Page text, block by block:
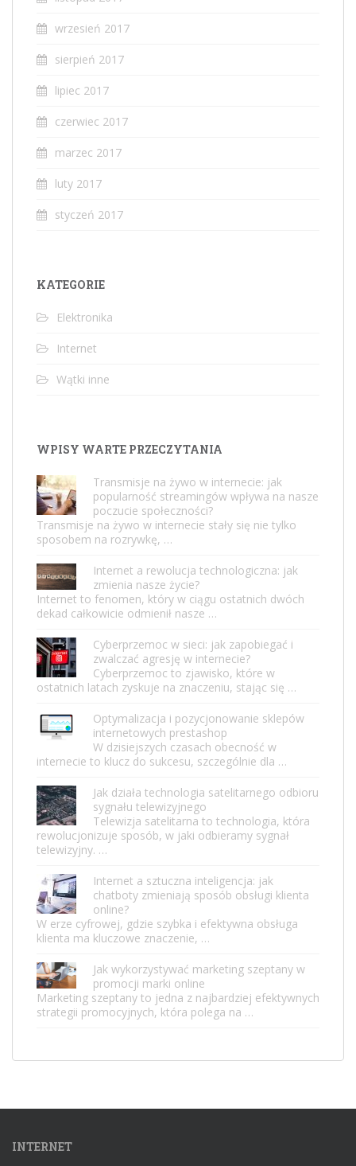
wrzesień 2017
sierpień 2017
lipiec 2017
czerwiec 2017
marzec 2017
luty 2017
styczeń 2017
KATEGORIE
Elektronika
Internet
Wątki inne
WPISY WARTE PRZECZYTANIA
Transmisje na żywo w internecie: jak
popularność streamingów wpływa na nasze
poczucie społeczności?
Transmisje na żywo w internecie stały się nie tylko
sposobem na rozrywkę, …
Internet a rewolucja technologiczna: jak
zmienia nasze życie?
Internet to fenomen, który w ciągu ostatnich dwóch
dekad całkowicie odmienił nasze …
Cyberprzemoc w sieci: jak zapobiegać i
zwalczać agresję w internecie?
Cyberprzemoc to zjawisko, które w
ostatnich latach zyskuje na znaczeniu, stając się …
Optymalizacja i pozycjonowanie sklepów
internetowych prestashop
W dzisiejszych czasach obecność w
internecie to klucz do sukcesu, szczególnie dla …
Jak działa technologia satelitarnego odbioru
sygnału telewizyjnego
Telewizja satelitarna to technologia, która
rewolucjonizuje sposób, w jaki odbieramy sygnał
telewizyjny. …
Internet a sztuczna inteligencja: jak
chatboty zmieniają sposób obsługi klienta
online?
W erze cyfrowej, gdzie szybka i efektywna obsługa
klienta ma kluczowe znaczenie, …
Jak wykorzystywać marketing szeptany w
promocji marki online
Marketing szeptany to jedna z najbardziej efektywnych
strategii promocyjnych, która polega na …
INTERNET